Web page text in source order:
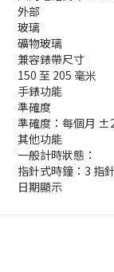
外部
玻璃
礦物玻璃
兼容錶帶尺寸
150 至 205 毫米
手錶功能
準確度
準確度：每個月
其他功能
一般計時狀態：
指針式時鐘：3 指
日期顯示